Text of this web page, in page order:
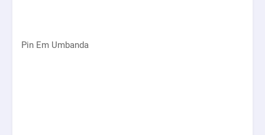
Pin Em Umbanda